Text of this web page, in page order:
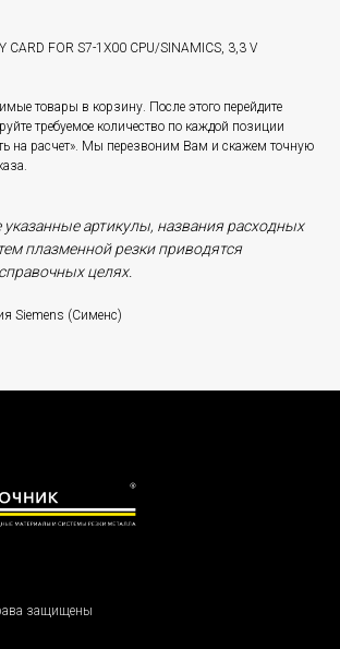
CARD FOR S7-1X00 CPU/SINAMICS, 3,3 V
товары в корзину. После этого перейдите
требуемое количество по каждой позиции
на расчет». Мы перезвоним Вам и скажем точную
артикулы, названия расходных
плазменной резки приводятся
целях.
Siemens (Сименс)
защищены